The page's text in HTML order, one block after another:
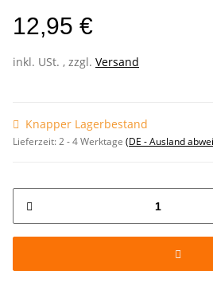
12,95 €
inkl. USt. , zzgl. Versand
Knapper Lagerbestand
Lieferzeit:2 - 4 Werktage (DE - Ausland